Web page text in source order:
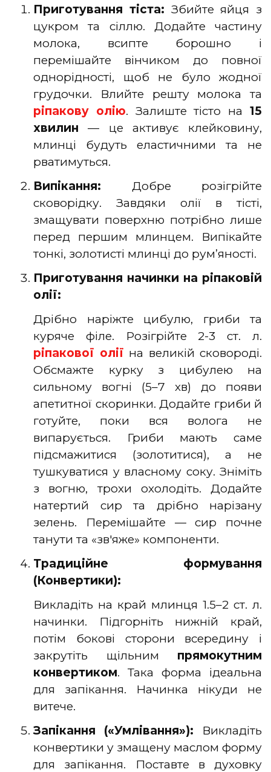
Приготування тіста: Збийте яйця з
цукром та сіллю. Додайте частину
молока, всипте борошно і
перемішайте вінчиком до повної
однорідності, щоб не було жодної
грудочки. Влийте решту молока та
ріпакову олію. Залиште тісто на15
хвилин — це активує клейковину,
млинці будуть еластичними та не
рватимуться.
Випікання: Добре розігрійте
сковорідку. Завдяки олії в тісті,
змащувати поверхню потрібно лише
перед першим млинцем. Випікайте
тонкі, золотисті млинці до рум’яності.
Приготування начинки на ріпаковій
олії:
Дрібно наріжте цибулю, гриби та
куряче філе. Розігрійте 2-3 ст. л.
ріпакової олії на великій сковороді.
Обсмажте курку з цибулею на
сильному вогні (5–7 хв) до появи
апетитної скоринки. Додайте гриби й
готуйте, поки вся волога не
випарується. Гриби мають саме
підсмажитися (золотитися), а не
тушкуватися у власному соку. Зніміть
з вогню, трохи охолодіть. Додайте
натертий сир та дрібно нарізану
зелень. Перемішайте — сир почне
танути та «зв'яже» компоненти.
Традиційне формування
(Конвертики):
Викладіть на край млинця 1.5–2 ст. л.
начинки. Підгорніть нижній край,
потім бокові сторони всередину і
закрутіть щільним прямокутним
конвертиком. Така форма ідеальна
для запікання. Начинка нікуди не
витече.
Запікання («Умлівання»): Викладіть
конвертики у змащену маслом форму
для запікання. Поставте в духовку